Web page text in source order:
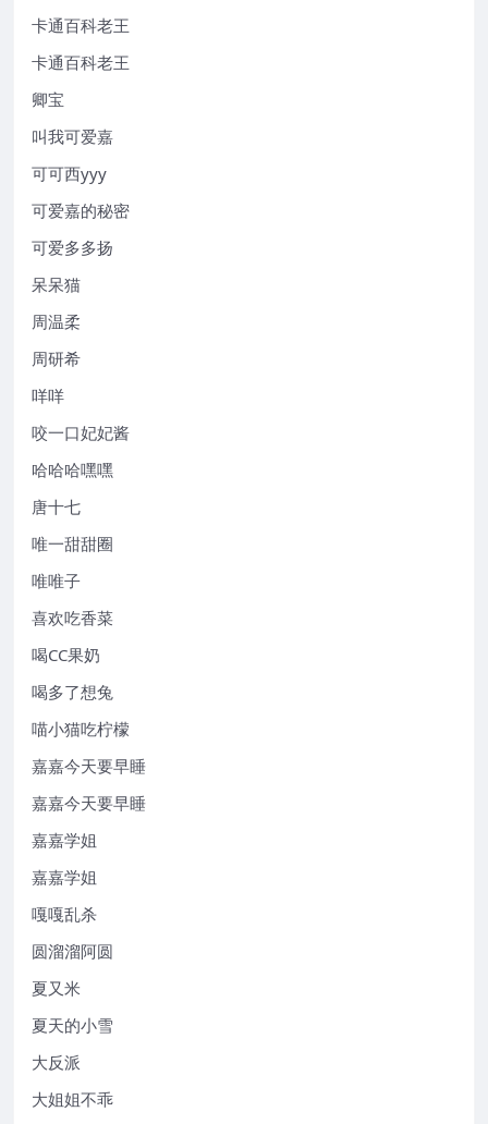
卡通百科老王
卡通百科老王
卿宝
叫我可爱嘉
可可西yyy
可爱嘉的秘密
可爱多多扬
呆呆猫
周温柔
周研希
咩咩
咬一口妃妃酱
哈哈哈嘿嘿
唐十七
唯一甜甜圈
唯唯子
喜欢吃香菜
喝CC果奶
喝多了想兔
喵小猫吃柠檬
嘉嘉今天要早睡
嘉嘉今天要早睡
嘉嘉学姐
嘉嘉学姐
嘎嘎乱杀
圆溜溜阿圆
夏又米
夏天的小雪
大反派
大姐姐不乖